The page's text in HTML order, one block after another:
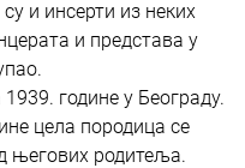
и инсерти из неких
и представа у
године у Београду.
цела породица се
његових родитеља.